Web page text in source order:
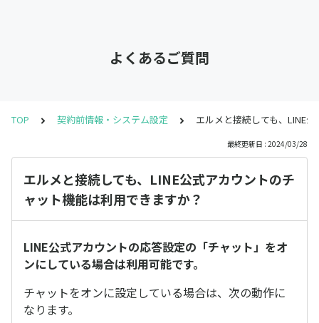
よくあるご質問
TOP 契約前情報・システム設定 エルメと接続しても、LINE
最終更新日 : 2024/03/28
エルメと接続しても、LINE公式アカウントのチ
ャット機能は利用できますか？
LINE公式アカウントの応答設定の「チャット」をオ
ンにしている場合は利用可能です。
チャットをオンに設定している場合は、次の動作に
なります。